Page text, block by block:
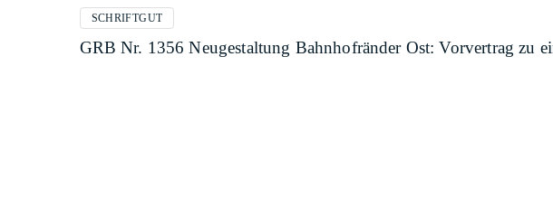
SCHRIFTGUT
GRB Nr. 1356 Neugestaltung Bahnhofränder Ost: Vorvertrag zu